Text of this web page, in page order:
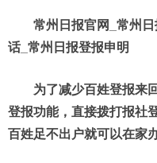
常州日报官网_常州
话_常州日报登报申明
为了减少百姓登报来
登报功能，直接拨打报社
百姓足不出户就可以在家